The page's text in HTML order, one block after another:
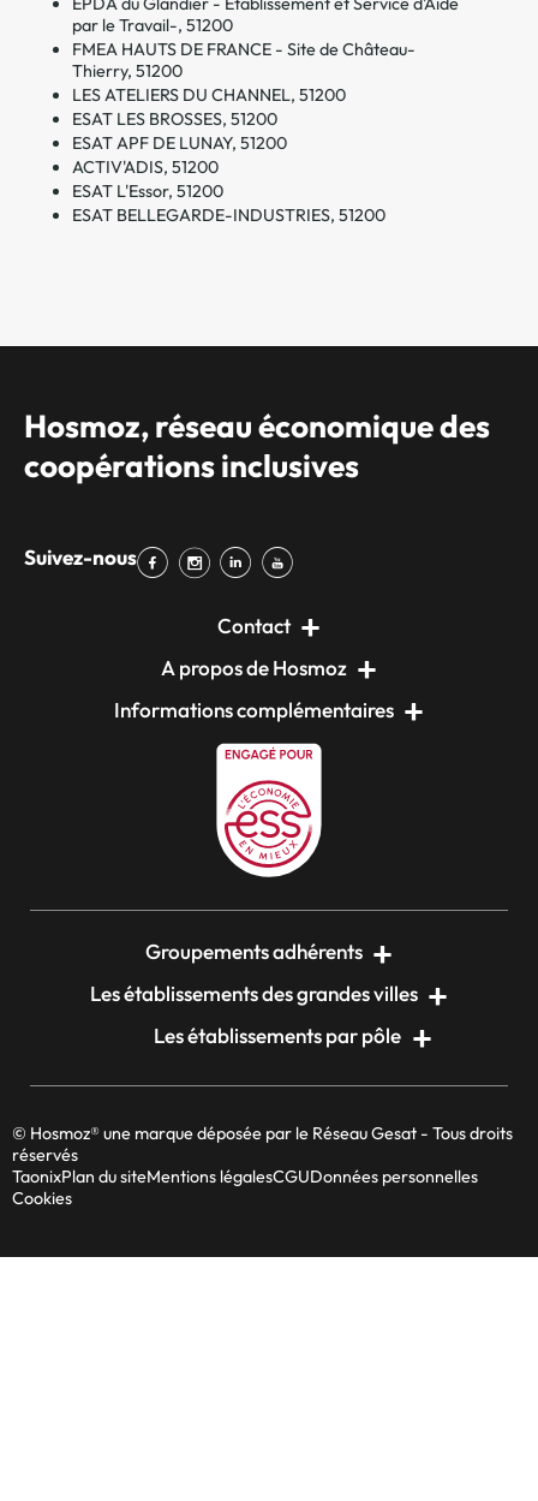
par le Travail-, 51200
FMEA HAUTS DE FRANCE - Site de Château-
Thierry, 51200
LES ATELIERS DU CHANNEL, 51200
ESAT LES BROSSES, 51200
ESAT APF DE LUNAY, 51200
ACTIV'ADIS, 51200
ESAT L'Essor, 51200
ESAT BELLEGARDE-INDUSTRIES, 51200
Hosmoz, réseau économique des
coopérations inclusives
Suivez-nous
Contact
A propos de Hosmoz
Informations complémentaires
Groupements adhérents
Les établissements des grandes villes
Les établissements par pôle
© Hosmoz® une marque déposée par le Réseau Gesat - Tous droits
réservés
TaonixPlan du siteMentions légalesCGUDonnées personnelles
Cookies